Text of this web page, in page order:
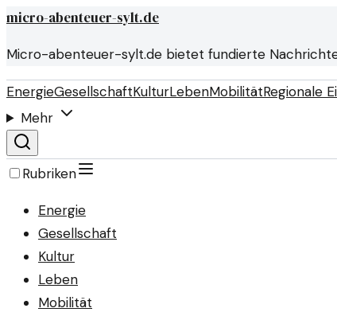
micro-abenteuer-sylt.de
Micro-abenteuer-sylt.de bietet fundierte
EnergieGesellschaftKulturLebenMobilitätRegionale
Mehr
Rubriken
Energie
Gesellschaft
Kultur
Leben
Mobilität